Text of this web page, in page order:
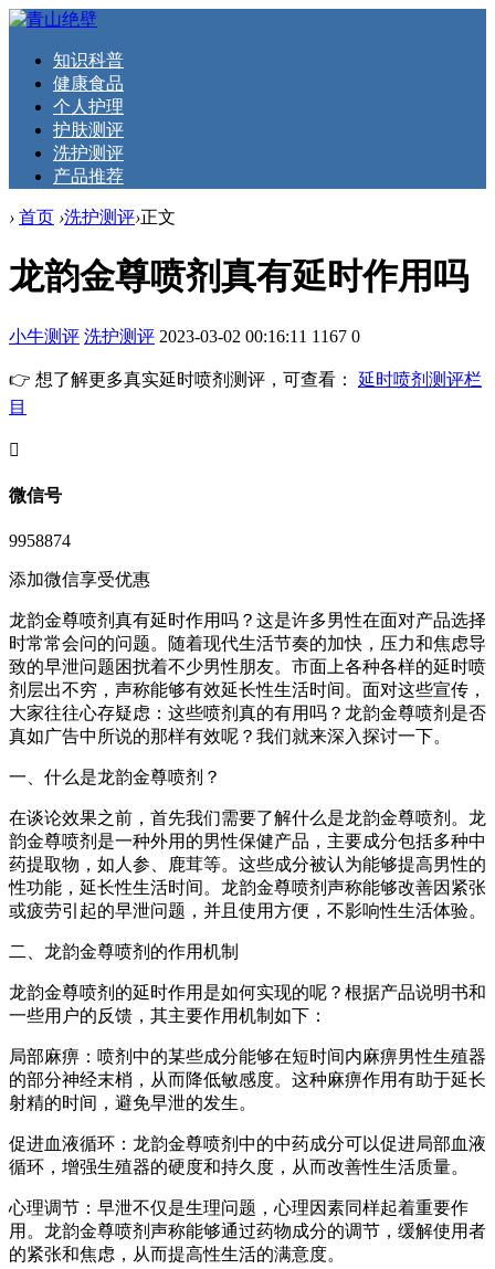
知识科普
健康食品
个人护理
护肤测评
洗护测评
产品推荐
› 首页 ›洗护测评›正文
龙韵金尊喷剂真有延时作用吗
小牛测评 洗护测评 2023-03-02 00:16:11 1167 0
👉 想了解更多真实延时喷剂测评，可查看： 延时喷剂测评栏
目
󦘖
微信号
9958874
添加微信享受优惠
龙韵金尊喷剂真有延时作用吗？这是许多男性在面对产品选择
时常常会问的问题。随着现代生活节奏的加快，压力和焦虑导
致的早泄问题困扰着不少男性朋友。市面上各种各样的延时喷
剂层出不穷，声称能够有效延长性生活时间。面对这些宣传，
大家往往心存疑虑：这些喷剂真的有用吗？龙韵金尊喷剂是否
真如广告中所说的那样有效呢？我们就来深入探讨一下。
一、什么是龙韵金尊喷剂？
在谈论效果之前，首先我们需要了解什么是龙韵金尊喷剂。龙
韵金尊喷剂是一种外用的男性保健产品，主要成分包括多种中
药提取物，如人参、鹿茸等。这些成分被认为能够提高男性的
性功能，延长性生活时间。龙韵金尊喷剂声称能够改善因紧张
或疲劳引起的早泄问题，并且使用方便，不影响性生活体验。
二、龙韵金尊喷剂的作用机制
龙韵金尊喷剂的延时作用是如何实现的呢？根据产品说明书和
一些用户的反馈，其主要作用机制如下：
局部麻痹：喷剂中的某些成分能够在短时间内麻痹男性生殖器
的部分神经末梢，从而降低敏感度。这种麻痹作用有助于延长
射精的时间，避免早泄的发生。
促进血液循环：龙韵金尊喷剂中的中药成分可以促进局部血液
循环，增强生殖器的硬度和持久度，从而改善性生活质量。
心理调节：早泄不仅是生理问题，心理因素同样起着重要作
用。龙韵金尊喷剂声称能够通过药物成分的调节，缓解使用者
的紧张和焦虑，从而提高性生活的满意度。